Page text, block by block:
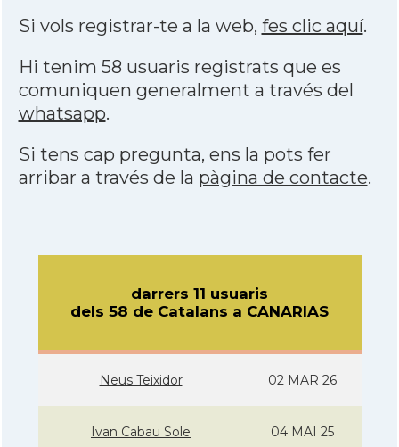
Si vols registrar-te a la web, fes clic aquí.
Hi tenim 58 usuaris registrats que es
comuniquen generalment a través del
whatsapp.
Si tens cap pregunta, ens la pots fer
arribar a través de la pàgina de contacte.
darrers 11 usuaris
dels 58 de Catalans a CANARIAS
Neus Teixidor 02 MAR 26
Ivan Cabau Sole 04 MAI 25